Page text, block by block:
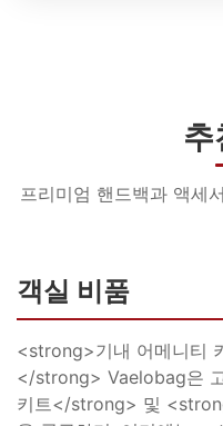
추
프리미엄 핸드백과 액세
객실 비품
<strong>기내 어메니티
</strong> Vaelobag은
키트</strong> 및